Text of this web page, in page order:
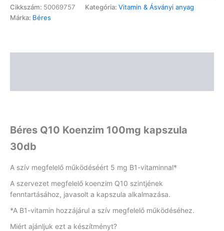
Cikkszám: 50069757 Kategória: Vitamin & Ásványi anyag
Márka: Béres
Béres Q10 Koenzim 100mg kapszula
30db
A szív megfelelő működéséért 5 mg B1-vitaminnal*
A szervezet megfelelő koenzim Q10 szintjének
fenntartásához, javasolt a kapszula alkalmazása.
*A B1-vitamin hozzájárul a szív megfelelő működéséhez.
Miért ajánljuk ezt a készítményt?